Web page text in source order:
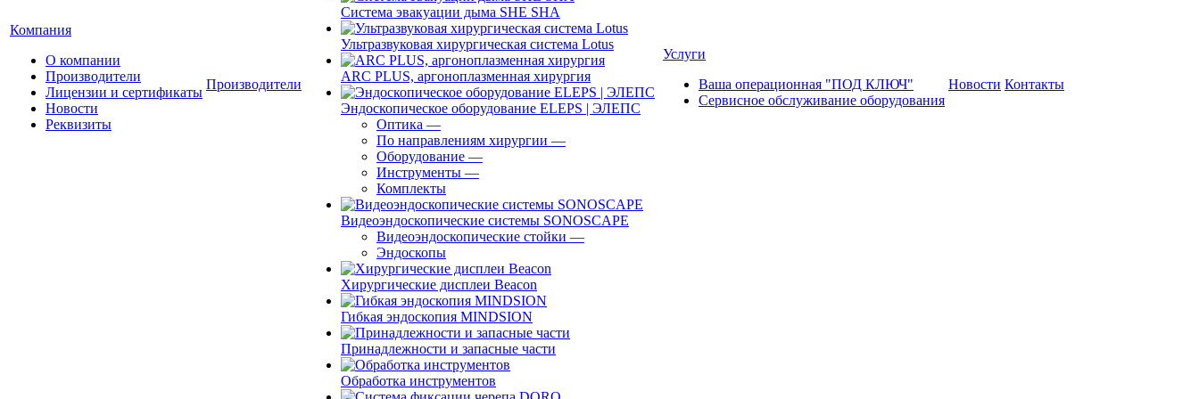
Компания
О компании
Производители
Лицензии и сертификаты
Новости
Реквизиты
Производители
Система эвакуации дыма SHE SHA
Ультразвуковая хирургическая система Lotus
ARC PLUS, аргоноплазменная хирургия
Эндоскопическое оборудование ELEPS | ЭЛЕПС
Оптика —
По направлениям хирургии —
Оборудование —
Инструменты —
Комплекты
Видеоэндоскопические системы SONOSCAPE
Видеоэндоскопические стойки —
Эндоскопы
Хирургические дисплеи Beacon
Гибкая эндоскопия MINDSION
Принадлежности и запасные части
Обработка инструментов
Услуги
Ваша операционная "ПОД КЛЮЧ"
Сервисное обслуживание оборудования
Новости Контакты